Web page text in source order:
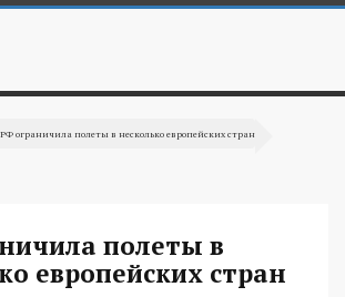
ограничила полеты в несколько европейских стран
полеты в
европейских стран